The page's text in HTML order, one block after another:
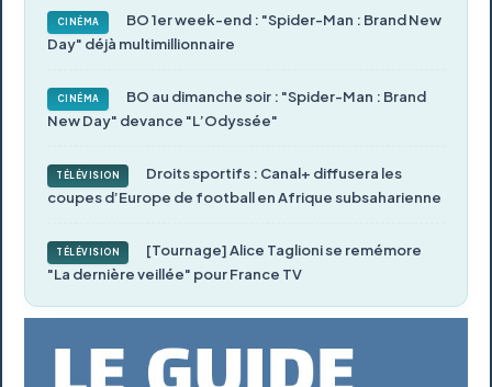
CINÉMA
BO 1er week-end : "Spider-Man : Brand New
Day" déjà multimillionnaire
CINÉMA
BO au dimanche soir : "Spider-Man : Brand
New Day" devance "L’Odyssée"
TÉLÉVISION
Droits sportifs : Canal+ diffusera les
coupes d’Europe de football en Afrique subsaharienne
TÉLÉVISION
[Tournage] Alice Taglioni se remémore
"La dernière veillée" pour France TV